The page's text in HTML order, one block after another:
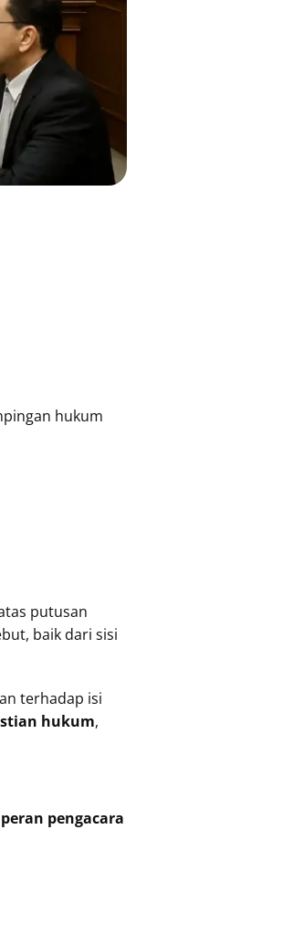
hukum
putusan
baik dari sisi
terhadap isi
hukum,
peran pengacara